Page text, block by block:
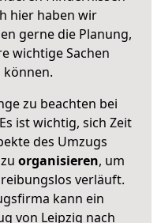
hier haben wir
gerne die Planung,
wichtige Sachen
zu beachten bei
ist wichtig, sich Zeit
des Umzugs
organisieren, um
verläuft.
kann ein
von Leipzig nach